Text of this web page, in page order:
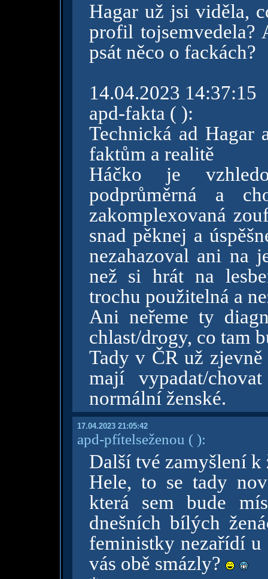
Hagar už jsi viděla,
profil
psát něco o fackách?
14.04.2023 14:37:15
apd-fakta ( ):
Technická ad Hagar
faktům a realitě
Háčko je
podprůměrná a
zakomplexovaná
snad pěknej a
nezahazoval ani na
než si hrát na
trochu použitelná a
Ani neřeme ty
chlast/drogy, co tam
Tady v ČR už
mají vypadat/
normální ženské.
17.04.2023 21:05:42
apd-pfítelseženou ( ):
Další tvé zamyšlení k
Hele, to se tady
která sem bude
dnešních bílých
feministky nezařídí
vás obě smázly?